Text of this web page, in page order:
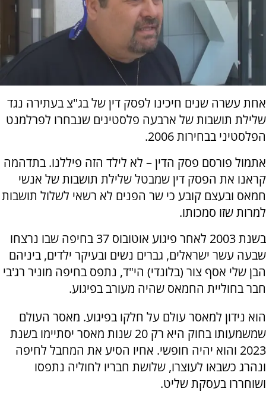
אחת עשרה שנים חיכינו לפסק דין של בג"צ בעתירה נגד
שלילת תושבות של ארבעה פלסטינים שנבחרו לפרלמנט
הפלסטיני בבחירות 2006.
אתמול פורסם פסק הדין – לא לילד הזה פיללנו. בתדהמה
קראנו את הפסק דין שמבטל שלילת תושבות של אנשי
חמאס ובעצם קובע כי שר הפנים לא רשאי לשלול תושבות
למרות שזו סמכותו.
בשנת 2003 לאחר פיגוע אוטובוס 37 בחיפה שבו נרצחו
שבעה עשר ישראלים, גברים נשים ובעיקר ילדים, ביניהם
הבן שלי אסף צור (בלונדי) הי"ד, נתפס בחיפה מוניר רג'בי
חבר בחוליית החמאס שהיה מעורב בפיגוע.
הוא נידון למאסר עולם על חלקו בפיגוע. מאסר העולם
שמשמעותו בחוק היא רק 20 שנות מאסר יסתיימו בשנת
2023 והוא יהיה חופשי. אחיו הסיע את המחבל לחיפה
ונהרג כשבאו לעוצרו, שלושת חבריו לחוליה נתפסו
ושוחררו בעסקת שליט.